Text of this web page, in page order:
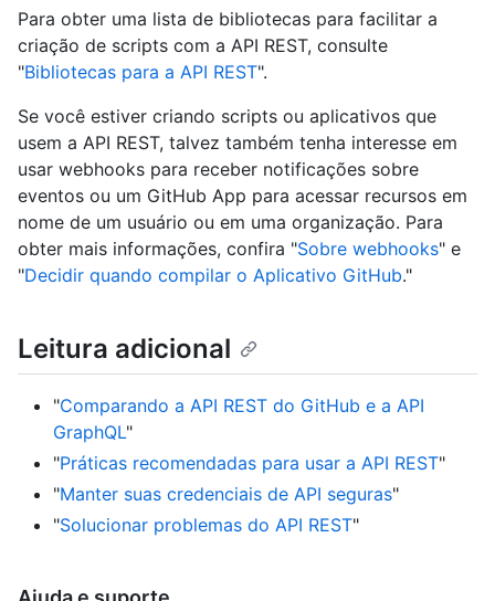
Para obter uma lista de bibliotecas para facilitar a
criação de scripts com a API REST, consulte
"Bibliotecas para a API REST".
Se você estiver criando scripts ou aplicativos que
usem a API REST, talvez também tenha interesse em
usar webhooks para receber notificações sobre
eventos ou um GitHub App para acessar recursos em
nome de um usuário ou em uma organização. Para
obter mais informações, confira "Sobre webhooks" e
"Decidir quando compilar o Aplicativo GitHub."
Leitura adicional
"Comparando a API REST do GitHub e a API
GraphQL"
"Práticas recomendadas para usar a API REST"
"Manter suas credenciais de API seguras"
"Solucionar problemas do API REST"